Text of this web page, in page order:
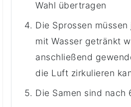
Wahl übertragen
Die Sprossen
mit Wasser getränkt
anschließend
die Luft zirkulieren
Die Samen sind nach